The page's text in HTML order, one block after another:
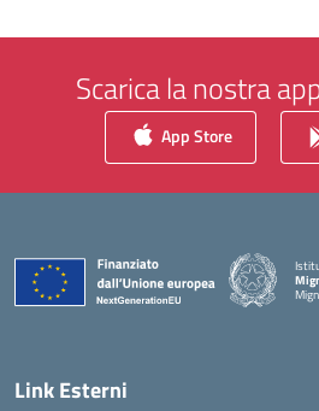
Scarica la nostra
App Store
—
Link Esterni